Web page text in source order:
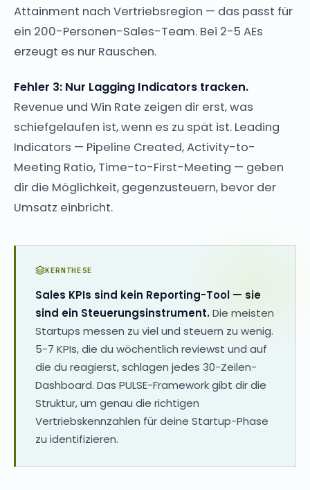
Attainment nach Vertriebsregion — das passt für
ein 200-Personen-Sales-Team. Bei 2-5 AEs
erzeugt es nur Rauschen.
Fehler 3: Nur Lagging Indicators tracken.
Revenue und Win Rate zeigen dir erst, was
schiefgelaufen ist, wenn es zu spät ist. Leading
Indicators — Pipeline Created, Activity-to-
Meeting Ratio, Time-to-First-Meeting — geben
dir die Möglichkeit, gegenzusteuern, bevor der
Umsatz einbricht.
KERNTHESE
Sales KPIs sind kein Reporting-Tool — sie
sind ein Steuerungsinstrument.Die meisten
Startups messen zu viel und steuern zu wenig.
5-7 KPIs, die du wöchentlich reviewst und auf
die du reagierst, schlagen jedes 30-Zeilen-
Dashboard. Das PULSE-Framework gibt dir die
Struktur, um genau die richtigen
Vertriebskennzahlen für deine Startup-Phase
zu identifizieren.